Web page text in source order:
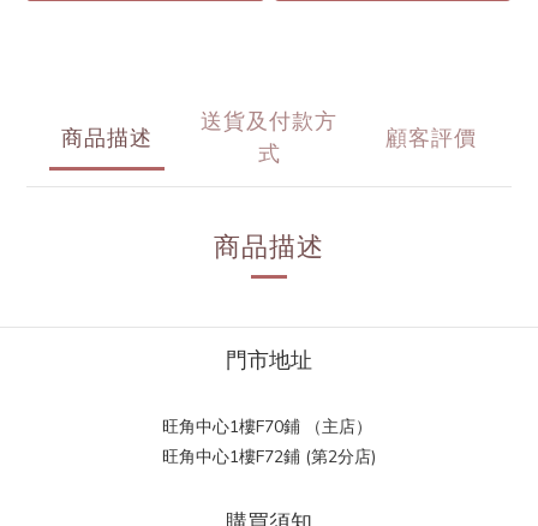
商品描述
送貨及付款方
式
顧客評價
商品描述
門市地址
旺角中心1樓F70鋪 （主店）
旺角中心1樓F72鋪 (第2分店)